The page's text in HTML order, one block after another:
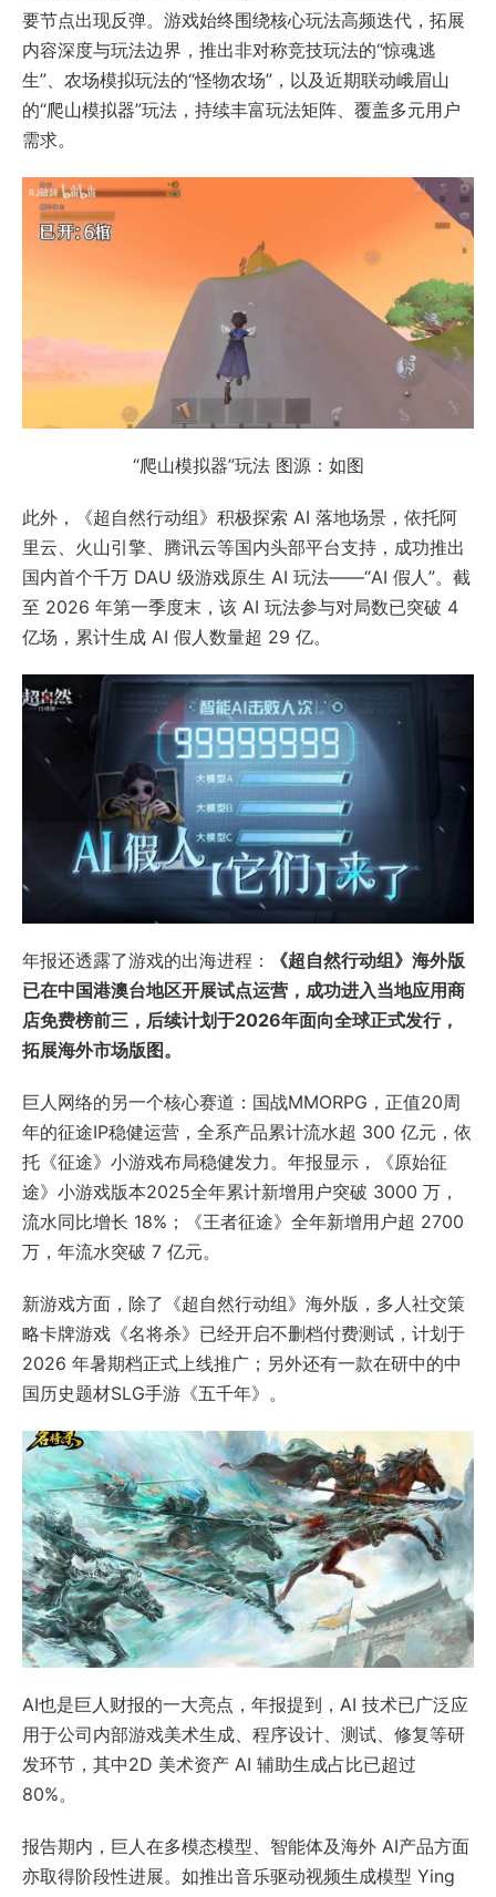
要节点出现反弹。游戏始终围绕核心玩法高频迭代，拓展
内容深度与玩法边界，推出非对称竞技玩法的“惊魂逃
生”、农场模拟玩法的“怪物农场”，以及近期联动峨眉山
的“爬山模拟器”玩法，持续丰富玩法矩阵、覆盖多元用户
需求。
“爬山模拟器”玩法 图源：如图
此外，《超自然行动组》积极探索 AI 落地场景，依托阿
里云、火山引擎、腾讯云等国内头部平台支持，成功推出
国内首个千万 DAU 级游戏原生 AI 玩法——“AI 假人”。截
至 2026 年第一季度末，该 AI 玩法参与对局数已突破 4
亿场，累计生成 AI 假人数量超 29 亿。
年报还透露了游戏的出海进程：
《超自然行动组》海外版
已在中国港澳台地区开展试点运营，成功进入当地应用商
店免费榜前三，后续计划于2026年面向全球正式发行，
拓展海外市场版图。
巨人网络的另一个核心赛道：国战MMORPG，正值20周
年的征途IP稳健运营，全系产品累计流水超 300 亿元，依
托《征途》小游戏布局稳健发力。年报显示，《原始征
途》小游戏版本2025全年累计新增用户突破 3000 万，
流水同比增长 18%；《王者征途》全年新增用户超 2700
万，年流水突破 7 亿元。
新游戏方面，除了《超自然行动组》海外版，多人社交策
略卡牌游戏《名将杀》已经开启不删档付费测试，计划于
2026 年暑期档正式上线推广；另外还有一款在研中的中
国历史题材SLG手游《五千年》。
AI也是巨人财报的一大亮点，年报提到，AI 技术已广泛应
用于公司内部游戏美术生成、程序设计、测试、修复等研
发环节，其中2D 美术资产 AI 辅助生成占比已超过
80%。
报告期内，巨人在多模态模型、智能体及海外 AI产品方面
亦取得阶段性进展。如推出音乐驱动视频生成模型 Ying